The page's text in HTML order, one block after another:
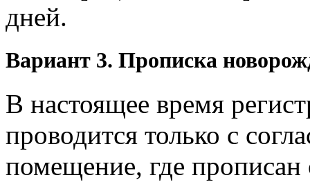
дней.
Вариант 3. Прописка
В настоящее время
проводится только с
помещение, где